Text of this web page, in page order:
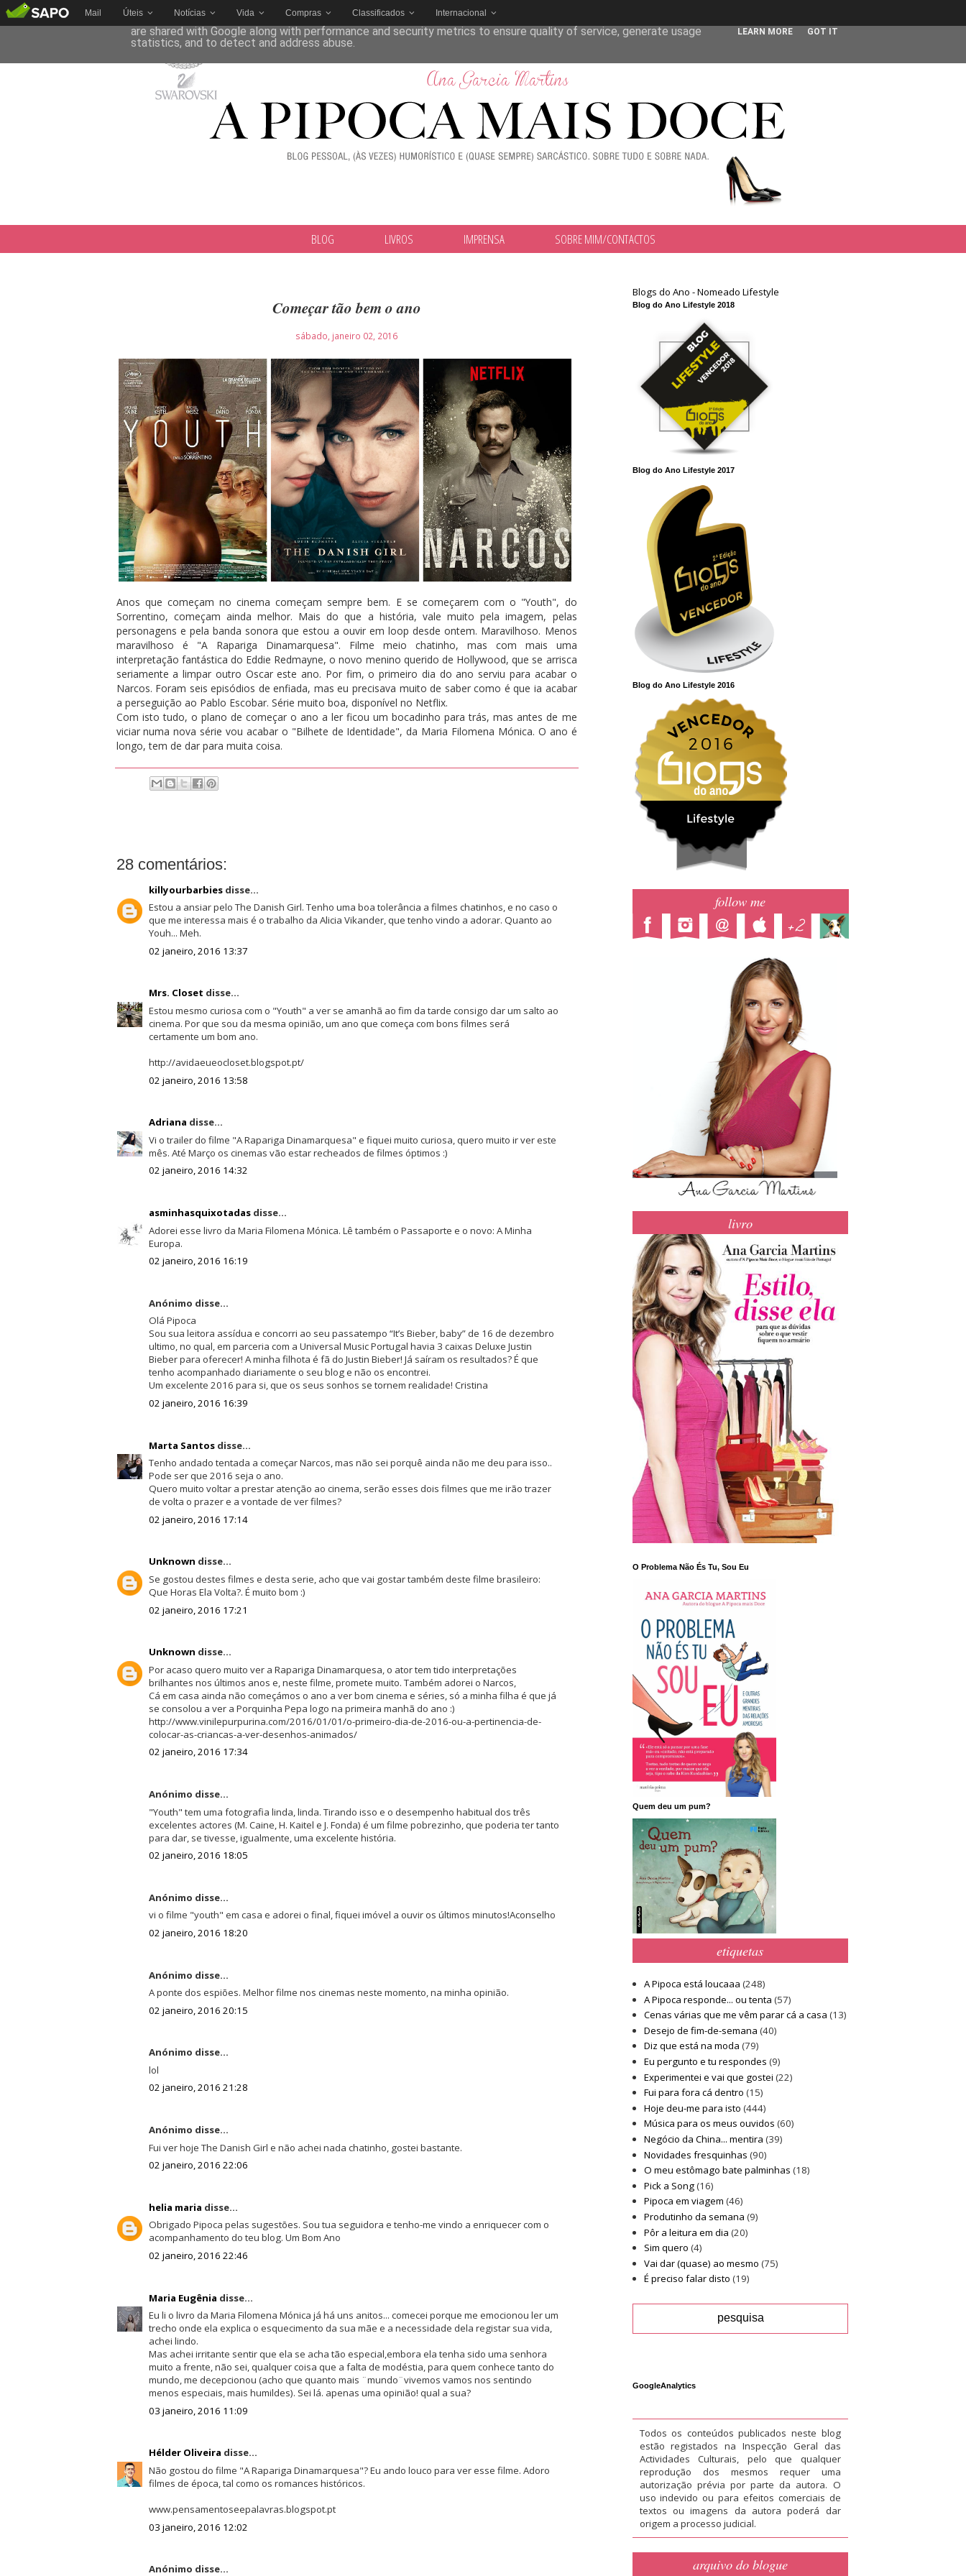
Mail Úteis Notícias Vida Compras Classificados Internacional
BLOG LIVROS IMPRENSA SOBRE MIM/CONTACTOS
Começar tão bem o ano
sábado, janeiro 02, 2016
Anos que começam no cinema começam sempre bem. E se começarem com o "Youth", do
Sorrentino, começam ainda melhor. Mais do que a história, vale muito pela imagem, pelas
personagens e pela banda sonora que estou a ouvir em loop desde ontem. Maravilhoso. Menos
maravilhoso é "A Rapariga Dinamarquesa". Filme meio chatinho, mas com mais uma
interpretação fantástica do Eddie Redmayne, o novo menino querido de Hollywood, que se arrisca
seriamente a limpar outro Oscar este ano. Por fim, o primeiro dia do ano serviu para acabar o
Narcos. Foram seis episódios de enfiada, mas eu precisava muito de saber como é que ia acabar
a perseguição ao Pablo Escobar. Série muito boa, disponível no Netflix.
Com isto tudo, o plano de começar o ano a ler ficou um bocadinho para trás, mas antes de me
viciar numa nova série vou acabar o "Bilhete de Identidade", da Maria Filomena Mónica. O ano é
longo, tem de dar para muita coisa.
28 comentários:
killyourbarbiesdisse...
Estou a ansiar pelo The Danish Girl. Tenho uma boa tolerância a filmes chatinhos, e no caso o
que me interessa mais é o trabalho da Alicia Vikander, que tenho vindo a adorar. Quanto ao
Youh... Meh.
02 janeiro, 2016 13:37
Mrs. Closet disse...
Estou mesmo curiosa com o "Youth" a ver se amanhã ao fim da tarde consigo dar um salto ao
cinema. Por que sou da mesma opinião, um ano que começa com bons filmes será
certamente um bom ano.
http://avidaeueocloset.blogspot.pt/
02 janeiro, 2016 13:58
Adriana disse...
Vi o trailer do filme "A Rapariga Dinamarquesa" e fiquei muito curiosa, quero muito ir ver este
mês. Até Março os cinemas vão estar recheados de filmes óptimos :)
02 janeiro, 2016 14:32
asminhasquixotadasdisse...
Adorei esse livro da Maria Filomena Mónica. Lê também o Passaporte e o novo: A Minha
Europa.
02 janeiro, 2016 16:19
Anónimo disse...
Olá Pipoca
Sou sua leitora assídua e concorri ao seu passatempo “It’s Bieber, baby” de 16 de dezembro
ultimo, no qual, em parceria com a Universal Music Portugal havia 3 caixas Deluxe Justin
Bieber para oferecer! A minha filhota é fã do Justin Bieber! Já saíram os resultados? É que
tenho acompanhado diariamente o seu blog e não os encontrei.
Um excelente 2016 para si, que os seus sonhos se tornem realidade! Cristina
02 janeiro, 2016 16:39
Marta Santosdisse...
Tenho andado tentada a começar Narcos, mas não sei porquê ainda não me deu para isso..
Pode ser que 2016 seja o ano.
Quero muito voltar a prestar atenção ao cinema, serão esses dois filmes que me irão trazer
de volta o prazer e a vontade de ver filmes?
02 janeiro, 2016 17:14
Unknown disse...
Se gostou destes filmes e desta serie, acho que vai gostar também deste filme brasileiro:
Que Horas Ela Volta?. É muito bom :)
02 janeiro, 2016 17:21
Unknown disse...
Por acaso quero muito ver a Rapariga Dinamarquesa, o ator tem tido interpretações
brilhantes nos últimos anos e, neste filme, promete muito. Também adorei o Narcos,
Cá em casa ainda não começámos o ano a ver bom cinema e séries, só a minha filha é que já
se consolou a ver a Porquinha Pepa logo na primeira manhã do ano :)
http://www.vinilepurpurina.com/2016/01/01/o-primeiro-dia-de-2016-ou-a-pertinencia-de-
colocar-as-criancas-a-ver-desenhos-animados/
02 janeiro, 2016 17:34
Anónimo disse...
"Youth" tem uma fotografia linda, linda. Tirando isso e o desempenho habitual dos três
excelentes actores (M. Caine, H. Kaitel e J. Fonda) é um filme pobrezinho, que poderia ter tanto
para dar, se tivesse, igualmente, uma excelente história.
02 janeiro, 2016 18:05
Anónimo disse...
vi o filme "youth" em casa e adorei o final, fiquei imóvel a ouvir os últimos minutos!Aconselho
02 janeiro, 2016 18:20
Anónimo disse...
A ponte dos espiões. Melhor filme nos cinemas neste momento, na minha opinião.
02 janeiro, 2016 20:15
Anónimo disse...
lol
02 janeiro, 2016 21:28
Anónimo disse...
Fui ver hoje The Danish Girl e não achei nada chatinho, gostei bastante.
02 janeiro, 2016 22:06
helia maria disse...
Obrigado Pipoca pelas sugestões. Sou tua seguidora e tenho-me vindo a enriquecer com o
acompanhamento do teu blog. Um Bom Ano
02 janeiro, 2016 22:46
Maria Eugênia disse...
Eu li o livro da Maria Filomena Mónica já há uns anitos... comecei porque me emocionou ler um
trecho onde ela explica o esquecimento da sua mãe e a necessidade dela registar sua vida,
achei lindo.
Mas achei irritante sentir que ela se acha tão especial,embora ela tenha sido uma senhora
muito a frente, não sei, qualquer coisa que a falta de modéstia, para quem conhece tanto do
mundo, me decepcionou (acho que quanto mais ¨mundo¨vivemos vamos nos sentindo
menos especiais, mais humildes). Sei lá. apenas uma opinião! qual a sua?
03 janeiro, 2016 11:09
Hélder Oliveira disse...
Não gostou do filme "A Rapariga Dinamarquesa"? Eu ando louco para ver esse filme. Adoro
filmes de época, tal como os romances históricos.
www.pensamentoseepalavras.blogspot.pt
03 janeiro, 2016 12:02
Anónimo disse...
Blogs do Ano - Nomeado Lifestyle
Blog do Ano Lifestyle 2018
Blog do Ano Lifestyle 2017
Blog do Ano Lifestyle 2016
follow me
livro
O Problema Não És Tu, Sou Eu
Quem deu um pum?
etiquetas
A Pipoca está loucaaa (248)
A Pipoca responde... ou tenta (57)
Cenas várias que me vêm parar cá a casa (13)
Desejo de fim-de-semana (40)
Diz que está na moda (79)
Eu pergunto e tu respondes (9)
Experimentei e vai que gostei (22)
Fui para fora cá dentro (15)
Hoje deu-me para isto (444)
Música para os meus ouvidos (60)
Negócio da China... mentira (39)
Novidades fresquinhas (90)
O meu estômago bate palminhas (18)
Pick a Song(16)
Pipoca em viagem (46)
Produtinho da semana (9)
Pôr a leitura em dia (20)
Sim quero (4)
Vai dar (quase) ao mesmo (75)
É preciso falar disto (19)
GoogleAnalytics
Todos os conteúdos publicados neste blog
estão registados na Inspecção Geral das
Actividades Culturais, pelo que qualquer
reprodução dos mesmos requer uma
autorização prévia por parte da autora. O
uso indevido ou para efeitos comerciais de
textos ou imagens da autora poderá dar
origem a processo judicial.
arquivo do blogue
This site uses cookies from Google to deliver its services and to analyze traffic. Your IP address and user-agent
are shared with Google along with performance and security metrics to ensure quality of service, generate usage
statistics, and to detect and address abuse.
LEARN MORE GOT IT